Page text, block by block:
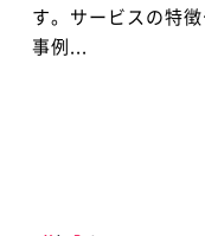
す。サービスの特
事例...